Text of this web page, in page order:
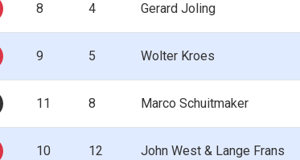
8 4 Gerard Joling
9 5 Wolter Kroes
11 8 Marco Schuitmaker
10 12 John West & Lange Frans